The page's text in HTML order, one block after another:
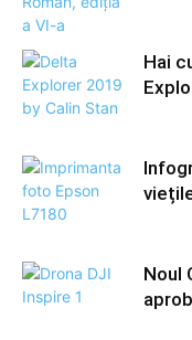
Hai
Noul